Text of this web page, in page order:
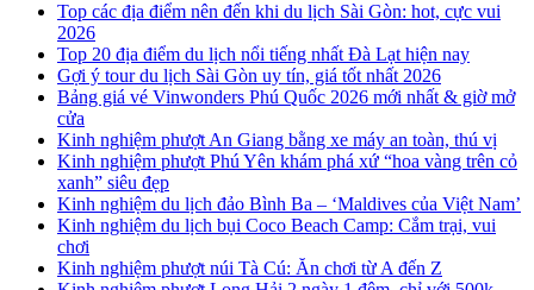
Top các địa điểm nên đến khi du lịch Sài Gòn: hot, cực vui
2026
Top 20 địa điểm du lịch nổi tiếng nhất Đà Lạt hiện nay
Gợi ý tour du lịch Sài Gòn uy tín, giá tốt nhất 2026
Bảng giá vé Vinwonders Phú Quốc 2026 mới nhất & giờ mở
cửa
Kinh nghiệm phượt An Giang bằng xe máy an toàn, thú vị
Kinh nghiệm phượt Phú Yên khám phá xứ “hoa vàng trên cỏ
xanh” siêu đẹp
Kinh nghiệm du lịch đảo Bình Ba – ‘Maldives của Việt Nam’
Kinh nghiệm du lịch bụi Coco Beach Camp: Cắm trại, vui
chơi
Kinh nghiệm phượt núi Tà Cú: Ăn chơi từ A đến Z